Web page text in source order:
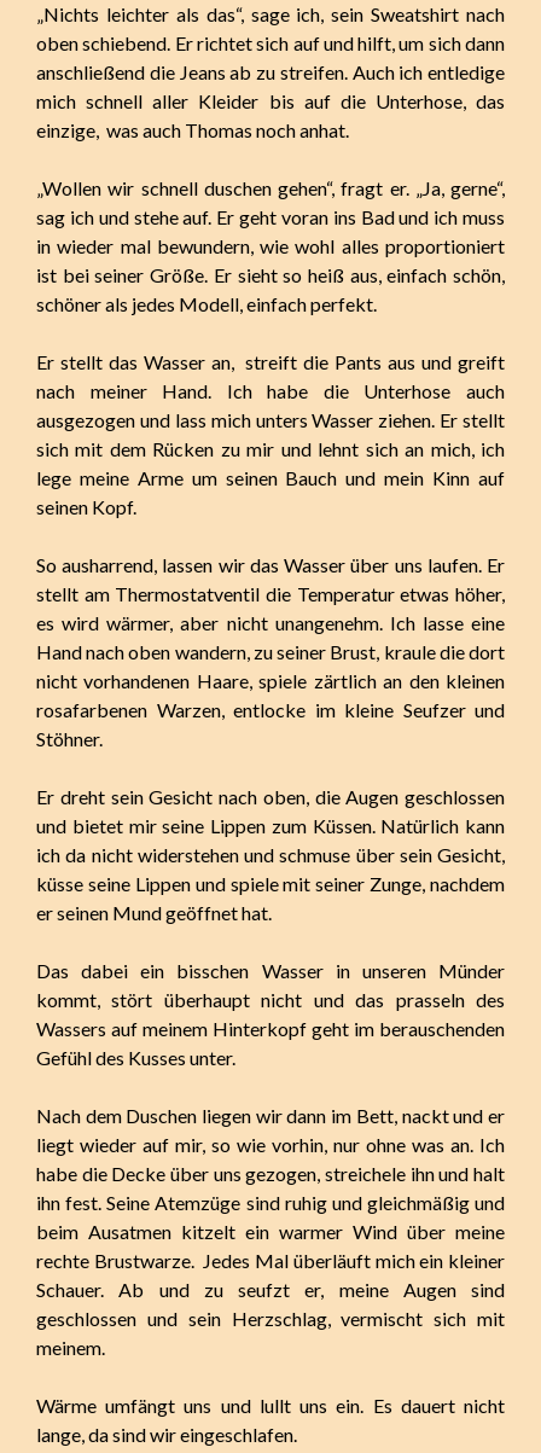
„Nichts leichter als das“, sage ich, sein Sweatshirt nach
oben schiebend. Er richtet sich auf und hilft, um sich dann
anschließend die Jeans ab zu streifen. Auch ich entledige
mich schnell aller Kleider bis auf die Unterhose, das
einzige, was auch Thomas noch anhat.
„Wollen wir schnell duschen gehen“, fragt er. „Ja, gerne“,
sag ich und stehe auf. Er geht voran ins Bad und ich muss
in wieder mal bewundern, wie wohl alles proportioniert
ist bei seiner Größe. Er sieht so heiß aus, einfach schön,
schöner als jedes Modell, einfach perfekt.
Er stellt das Wasser an, streift die Pants aus und greift
nach meiner Hand. Ich habe die Unterhose auch
ausgezogen und lass mich unters Wasser ziehen. Er stellt
sich mit dem Rücken zu mir und lehnt sich an mich, ich
lege meine Arme um seinen Bauch und mein Kinn auf
seinen Kopf.
So ausharrend, lassen wir das Wasser über uns laufen. Er
stellt am Thermostatventil die Temperatur etwas höher,
es wird wärmer, aber nicht unangenehm. Ich lasse eine
Hand nach oben wandern, zu seiner Brust, kraule die dort
nicht vorhandenen Haare, spiele zärtlich an den kleinen
rosafarbenen Warzen, entlocke im kleine Seufzer und
Stöhner.
Er dreht sein Gesicht nach oben, die Augen geschlossen
und bietet mir seine Lippen zum Küssen. Natürlich kann
ich da nicht widerstehen und schmuse über sein Gesicht,
küsse seine Lippen und spiele mit seiner Zunge, nachdem
er seinen Mund geöffnet hat.
Das dabei ein bisschen Wasser in unseren Münder
kommt, stört überhaupt nicht und das prasseln des
Wassers auf meinem Hinterkopf geht im berauschenden
Gefühl des Kusses unter.
Nach dem Duschen liegen wir dann im Bett, nackt und er
liegt wieder auf mir, so wie vorhin, nur ohne was an. Ich
habe die Decke über uns gezogen, streichele ihn und halt
ihn fest. Seine Atemzüge sind ruhig und gleichmäßig und
beim Ausatmen kitzelt ein warmer Wind über meine
rechte Brustwarze. Jedes Mal überläuft mich ein kleiner
Schauer. Ab und zu seufzt er, meine Augen sind
geschlossen und sein Herzschlag, vermischt sich mit
meinem.
Wärme umfängt uns und lullt uns ein. Es dauert nicht
lange, da sind wir eingeschlafen.